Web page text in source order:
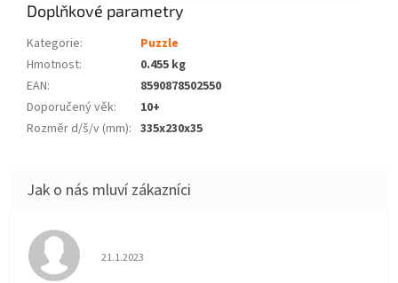
Doplňkové parametry
Kategorie:
Puzzle
Hmotnost:
0.455 kg
EAN:
8590878502550
Doporučený věk:
10+
Rozměr d/š/v (mm): 335x230x35
Hodnocení obchodu je 5 z 5 hvězdiček.
21.1.2023